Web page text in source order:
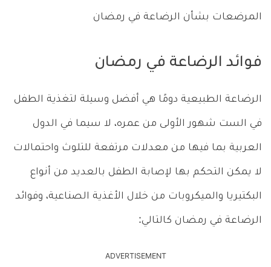
المرضعات بشأن الرضاعة في رمضان
فوائد الرضاعة في رمضان
الرضاعة الطبيعية دومًا هي أفضل وسيلة لتغذية الطفل
في الست شهور الأولى من عمره، لا سيما في الدول
العربية بما فيها من معدلات مرتفعة للتلوث واحتمالات
لا يمكن التحكم بها لإصابة الطفل بالعديد من أنواع
البكتيريا والميكروبات من خلال الأغذية الصناعية، وفوائد
الرضاعة في رمضان كالتالي:
ADVERTISEMENT